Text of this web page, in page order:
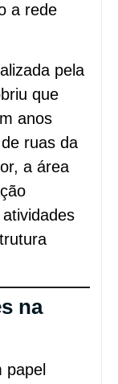
a rede
pela
que
anos
ruas da
a área
na
papel